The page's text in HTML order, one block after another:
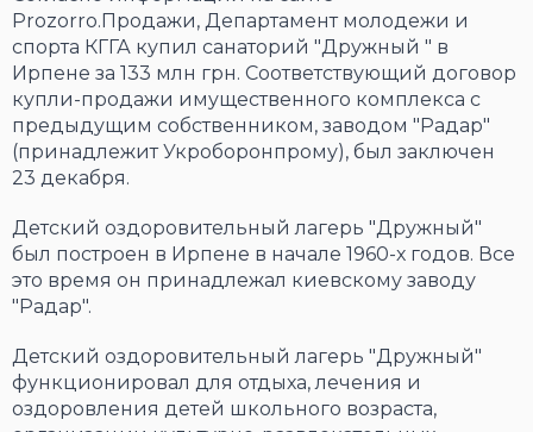
Prozorro.Продажи, Департамент молодежи и
спорта КГГА купил санаторий "Дружный " в
Ирпене за 133 млн грн. Соответствующий договор
купли-продажи имущественного комплекса с
предыдущим собственником, заводом "Радар"
(принадлежит Укроборонпрому), был заключен
23 декабря.
Детский оздоровительный лагерь "Дружный"
был построен в Ирпене в начале 1960-х годов. Все
это время он принадлежал киевскому заводу
"Радар".
Детский оздоровительный лагерь "Дружный"
функционировал для отдыха, лечения и
оздоровления детей школьного возраста,